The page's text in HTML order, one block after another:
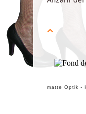
matte Optik -